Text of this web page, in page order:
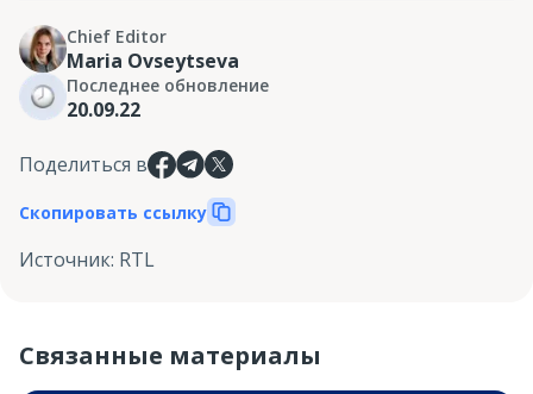
Chief Editor
Maria Ovseytseva
Последнее обновление
20.09.22
Поделиться в
Скопировать ссылку
Источник: RTL
Связанные материалы